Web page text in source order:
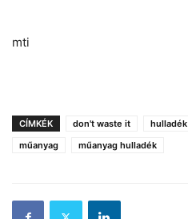
mti
CÍMKÉK don't waste it hulladék
műanyag
műanyag hulladék